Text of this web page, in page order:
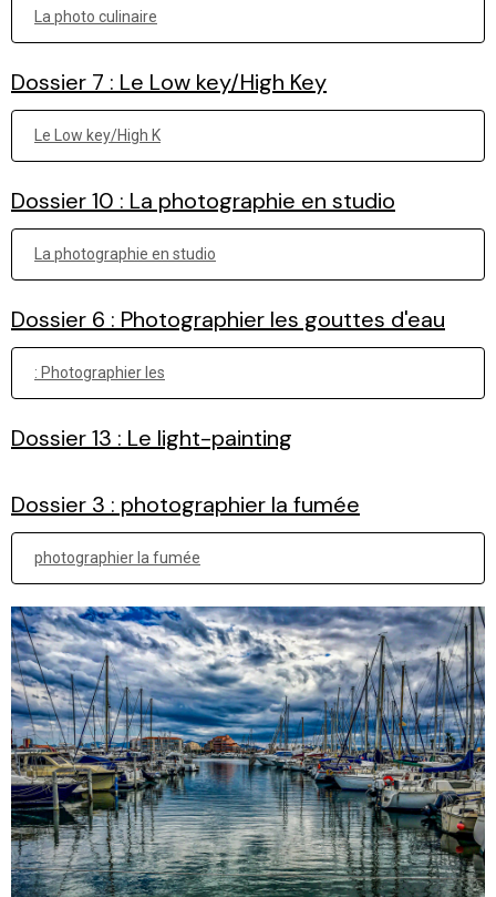
La photo culinaire
Dossier 7 : Le Low key/High Key
Le Low key/High K
Dossier 10 : La photographie en studio
La photographie en studio
Dossier 6 : Photographier les gouttes d'eau
: Photographier les
Dossier 13 : Le light-painting
Dossier 3 : photographier la fumée
photographier la fumée